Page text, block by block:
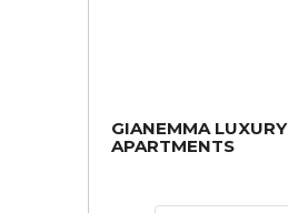
GIANEMMA LUXURY
APARTMENTS